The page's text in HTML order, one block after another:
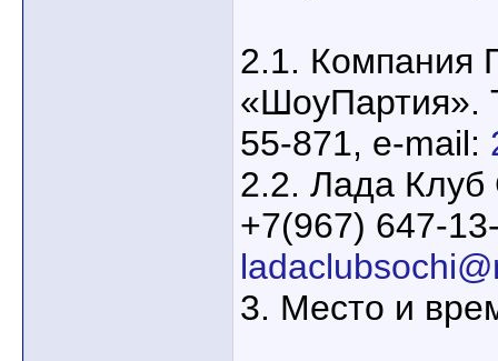
2.1. Компания
«ШоуПартия».
55-871, e-mail:
2.2. Лада
+7(967) 647-
3. Место и